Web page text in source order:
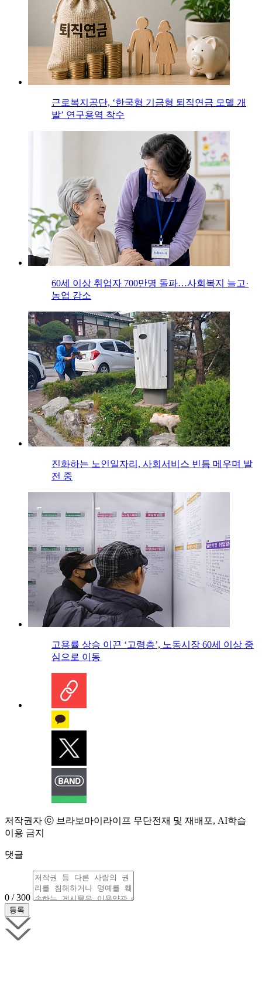
근로복지공단, ‘한국형 기금형 퇴직연금 모델 개
발’ 연구용역 착수
60세 이상 취업자 700만명 돌파…사회복지 늘고·
농업 감소
진화하는 노인일자리, 사회서비스 빈틈 메우며 발
전 중
고용률 상승 이끈 ‘고령층’, 노동시장 60세 이상 중
심으로 이동
저작권자 ⓒ 브라보마이라이프 무단전재 및 재배포, AI학습
이용 금지
댓글
0 / 300